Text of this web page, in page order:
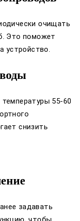
очищать
Это поможет
устройство.
55-60
снизить
задавать